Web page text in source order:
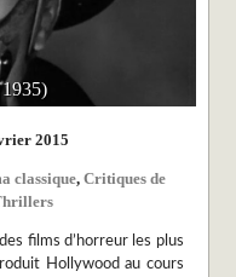
2015
classique,Critiques de
films d’horreur les plus
Hollywood au cours